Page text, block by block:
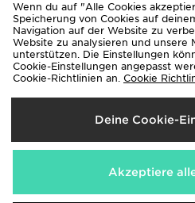
100,00€
adidas Aston Villa FC 2026/27
Wenn du auf "Alle Cookies
Speicherung von Cookies auf
Navigation auf der Website zu
Website zu analysieren und unsere
unterstützen. Die Einstellungen
Cookie-Einstellungen angepasst
Cookie-Richtlinien an. Cookie
Deine Cookie-
Akzeptiere